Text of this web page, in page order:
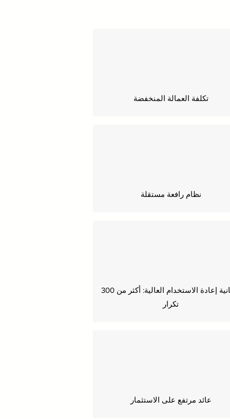
تكلفة العمالة المنخفضة
نظام رافعة مستقلة
إمكانية إعادة الاستخدام العالية: أكثر من 300
تكرار
عائد مرتفع على الاستثمار